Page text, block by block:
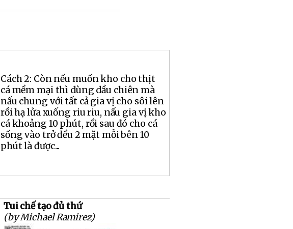
Cách 2: Còn nếu muốn kho cho thịt
cá mềm mại thì dùng dầu chiên mà
nấu chung với tất cả gia vị cho sôi lên
rồi hạ lửa xuống riu riu, nấu gia vị kho
cá khoảng 10 phút, rồi sau đó cho cá
sống vào trở đều 2 mặt mỗi bên 10
phút là được...
Tui chế tạo đủ thứ
(by Michael Ramirez)